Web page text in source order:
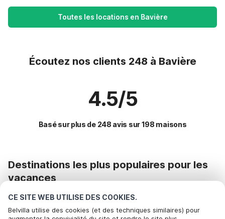
CE SITE WEB UTILISE DES COOKIES.
Belvilla utilise des cookies (et des techniques similaires) pour
Toutes les locations en Bavière
Écoutez nos clients 248 à Bavière
4.5/5
Basé sur plus de 248 avis sur 198 maisons
Destinations les plus populaires pour les
vacances
Commodités populaires pour les vacances en Bavière
Maison de vacances avec jardin